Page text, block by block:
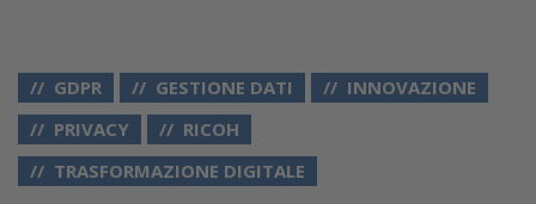
GDPR GESTIONE DATI
INNOVAZIONE
PRIVACY
RICOH
TRASFORMAZIONE DIGITALE